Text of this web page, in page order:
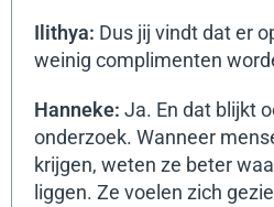
Ilithya: Dus jij vindt dat er
weinig complimenten
Hanneke: Ja. En dat blijkt
onderzoek. Wanneer
krijgen, weten ze beter
liggen. Ze voelen zich